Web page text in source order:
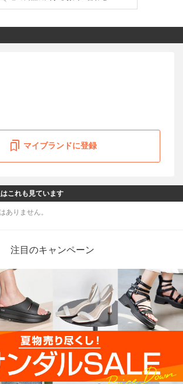
マイブランドに登録
これも見ています
ありません。
注目のキャンペーン